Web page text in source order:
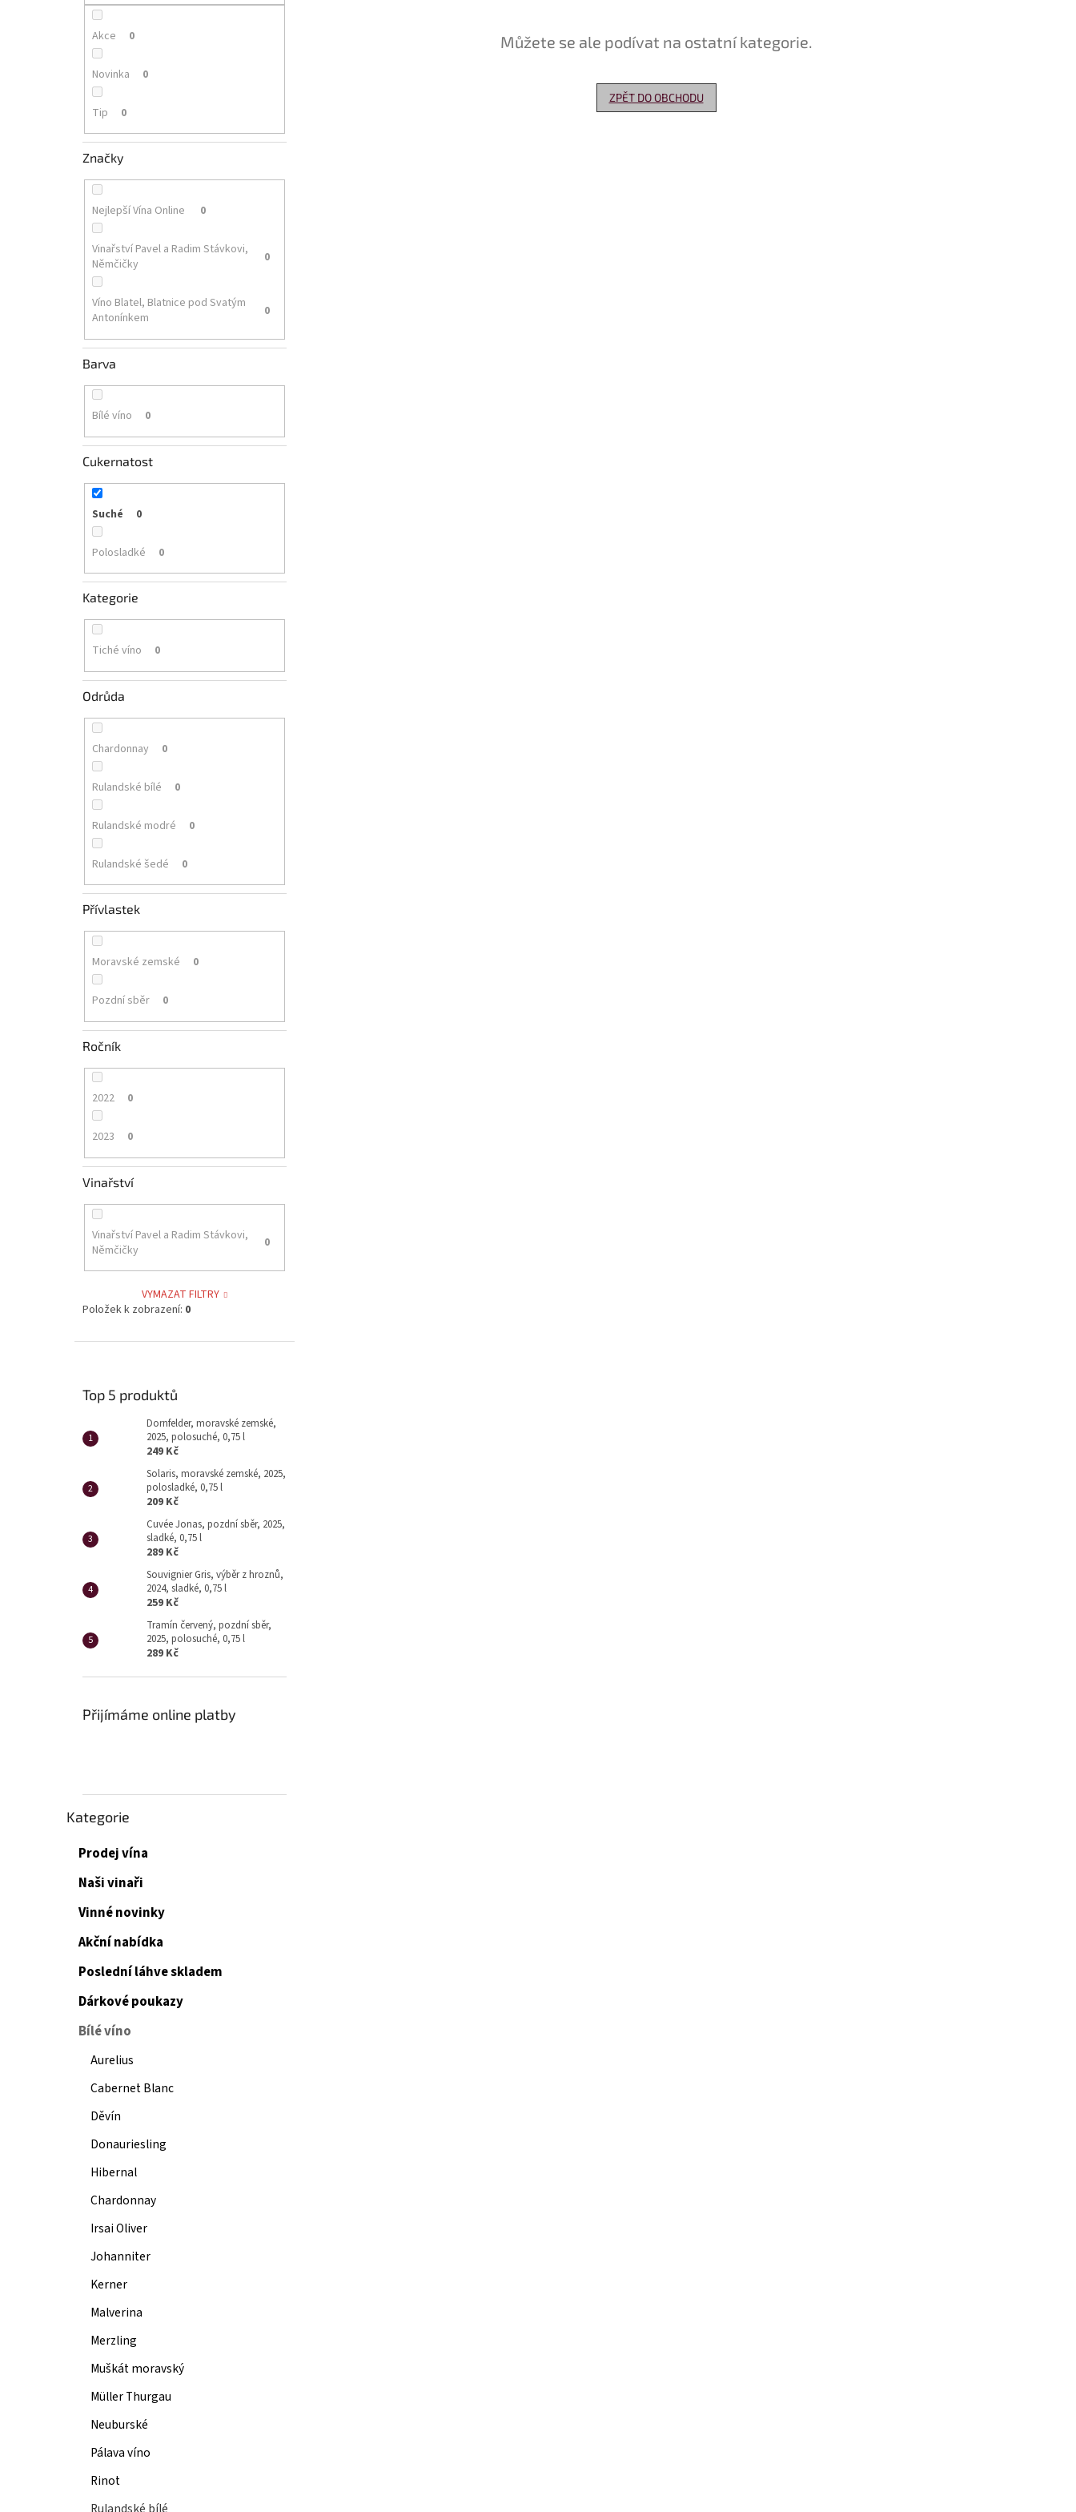
Akce 0
Novinka 0
Tip 0
Značky
Nejlepší Vína Online 0
Vinařství Pavel a Radim Stávkovi,
Němčičky
0
Víno Blatel, Blatnice pod Svatým
Antonínkem
0
Barva
Bílé víno 0
Cukernatost
Suché 0
Polosladké 0
Kategorie
Tiché víno 0
Odrůda
Chardonnay 0
Rulandské bílé 0
Rulandské modré 0
Rulandské šedé 0
Přívlastek
Moravské zemské 0
Pozdní sběr 0
Ročník
2022 0
2023 0
Vinařství
Vinařství Pavel a Radim Stávkovi,
Němčičky
0
VYMAZAT FILTRY
Položek k zobrazení: 0
Top 5 produktů
Dornfelder, moravské zemské,
2025, polosuché, 0,75 l
249 Kč
Solaris, moravské zemské, 2025,
polosladké, 0,75 l
209 Kč
Cuvée Jonas, pozdní sběr, 2025,
sladké, 0,75 l
289 Kč
Souvignier Gris, výběr z hroznů,
2024, sladké, 0,75 l
259 Kč
Tramín červený, pozdní sběr,
2025, polosuché, 0,75 l
289 Kč
Přijímáme online platby
Přeskočit
Kategorie
Prodej vína
Naši vinaři
Vinné novinky
Akční nabídka
Poslední láhve skladem
Dárkové poukazy
Bílé víno
Aurelius
Cabernet Blanc
Děvín
Donauriesling
Hibernal
Chardonnay
Irsai Oliver
Johanniter
Kerner
Malverina
Merzling
Muškát moravský
Müller Thurgau
Neuburské
Pálava víno
Rinot
Můžete se ale podívat na ostatní kategorie.
ZPĚT DO OBCHODU